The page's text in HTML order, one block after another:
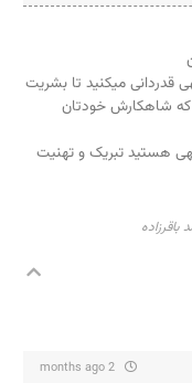
قدردانی میکنید تا بشریت
شاهکارش خودتان
هستید تبریک و تهنیت